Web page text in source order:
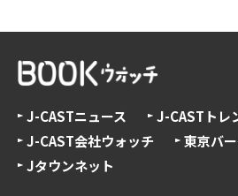
J-CASTニュース
J-CASTトレ
J-CAST会社ウォッチ
東京バ
Jタウンネット